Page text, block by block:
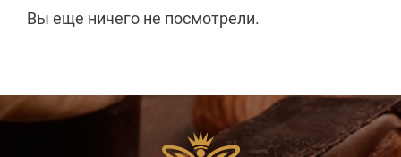
Вы еще ничего не посмотрели.